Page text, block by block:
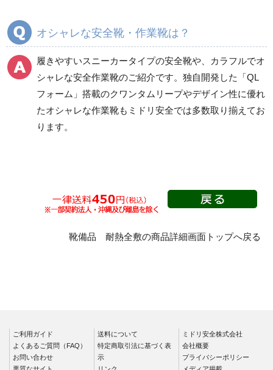
半長靴
つま先保護性能なし
半長靴
一般作業安全靴・ゴム1
層底
短靴
つま先保護性能なし
プロスニーカー
紐タイプ
静電安全靴長編上靴
静電安全靴半長靴
食品業向けの耐滑作業
靴
粉職場向けの耐滑作業
オシャレな安全靴・作業靴は？
履きやすいスニーカータイプの安全靴や、
カラフルでオ
シャレな安全作業靴のご紹介です。独自開発した「QL
フォーム」搭載のクワンタムリープやデザイン性に優れ
たオシャレな作業靴もミドリ安全では多数取り揃えてお
ります。
靴備品 耐熱全敷の商品詳細画面トップへ戻る
ご利用ガイド
よくあるご質問（FAQ）
お問い合わせ
悪質なサイト
送料について
特定商取引法に基づく表
示
リンク
ミドリ安全株式会社
会社概要
プライバシーポリシー
メディア掲載